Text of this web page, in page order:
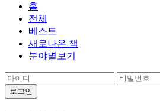
홈
전체
베스트
새로나온 책
분야별보기